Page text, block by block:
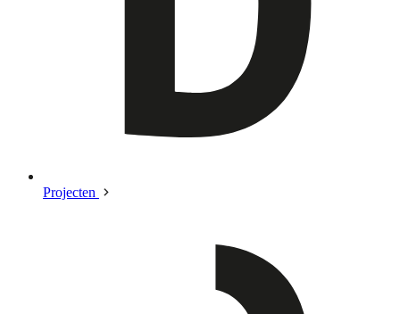
Projecten